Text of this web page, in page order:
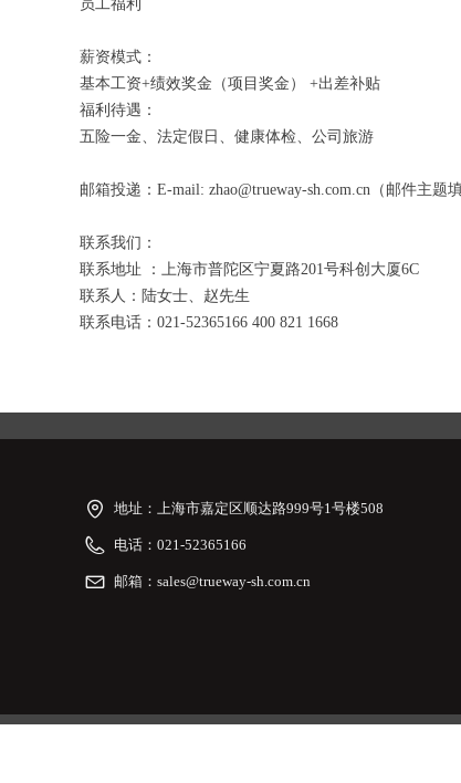
员工福利
薪资模式：
基本工资+绩效奖金（项目奖金） +出差补贴
福利待遇：
五险一金、法定假日、健康体检、公司旅游
邮箱投递：E-mail: zhao@trueway-sh.com.cn（邮件主题
联系我们：
联系地址 ：上海市普陀区宁夏路201号科创大厦6C
联系人：陆女士、赵先生
联系电话：021-52365166 400 821 1668
地址： 上海市嘉定区顺达路999号1号楼508
电话： 021-52365166
邮箱： sales@trueway-sh.com.cn